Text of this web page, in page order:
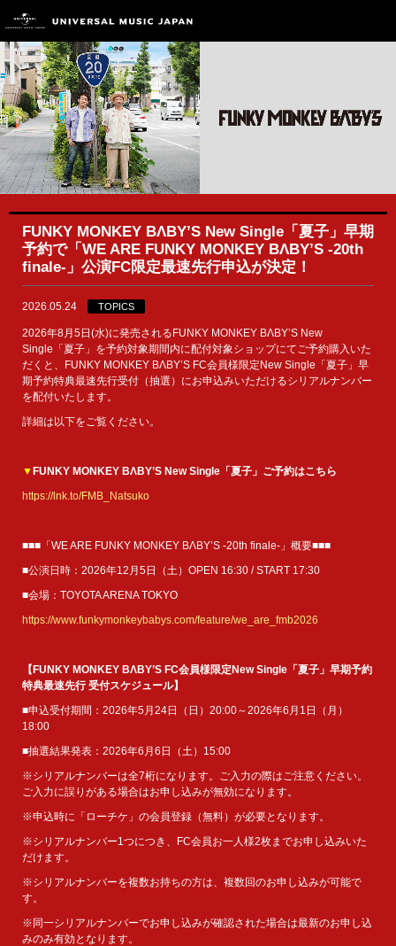
FUNKY MONKEY BΛBY’S New Single「夏子」早期
予約で「WE ARE FUNKY MONKEY BΛBY’S -20th
finale-」公演FC限定最速先行申込が決定！
2026.05.24 TOPICS
2026年8月5日(水)に発売されるFUNKY MONKEY BΛBY’S New
Single「夏子」を予約対象期間内に配付対象ショップにてご予約購入いた
だくと、FUNKY MONKEY BΛBY’S FC会員様限定New Single「夏子」早
期予約特典最速先行受付（抽選）にお申込みいただけるシリアルナンバー
を配付いたします。
詳細は以下をご覧ください。
▼FUNKY MONKEY BΛBY’S New Single「夏子」ご予約はこちら
https://lnk.to/FMB_Natsuko
■■■「WE ARE FUNKY MONKEY BΛBY’S -20th finale-」概要■■■
■公演日時：2026年12月5日（土）OPEN 16:30 / START 17:30
■会場：TOYOTA ARENA TOKYO
https://www.funkymonkeybabys.com/feature/we_are_fmb2026
【FUNKY MONKEY BΛBY’S FC会員様限定New Single「夏子」早期予約
特典最速先行 受付スケジュール】
■申込受付期間：2026年5月24日（日）20:00～2026年6月1日（月）
18:00
■抽選結果発表：2026年6月6日（土）15:00
※シリアルナンバーは全7桁になります。ご入力の際はご注意ください。
ご入力に誤りがある場合はお申し込みが無効になります。
※申込時に「ローチケ」の会員登録（無料）が必要となります。
※シリアルナンバー1つにつき、FC会員お一人様2枚までお申し込みいた
だけます。
※シリアルナンバーを複数お持ちの方は、複数回のお申し込みが可能で
す。
※同一シリアルナンバーでお申し込みが確認された場合は最新のお申し込
みのみ有効となります。